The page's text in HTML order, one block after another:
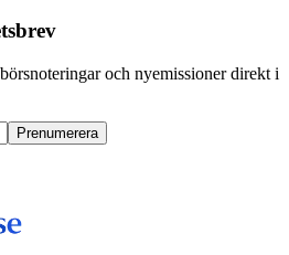
och nyemissioner direkt i
Prenumerera